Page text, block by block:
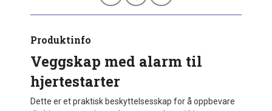
Produktinfo
Veggskap med alarm til
hjertestarter
Dette er et praktisk beskyttelsesskap for å oppbevare